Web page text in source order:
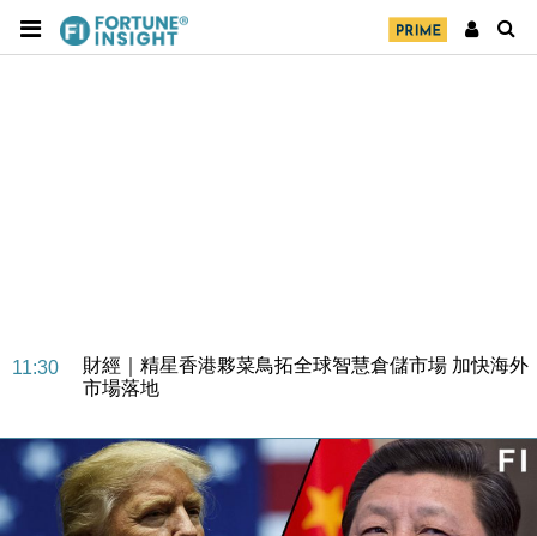
11:30
財經｜精星香港夥菜鳥拓全球智慧倉儲市場 加快海外
市場落地
東京半島
13:12
國際｜特朗普赴洛杉磯高球場活動前 男子攜槍彈被捕